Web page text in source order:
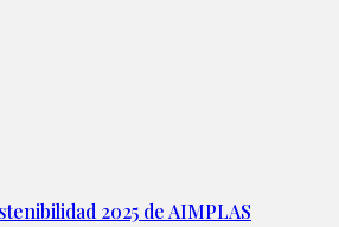
2025 de AIMPLAS